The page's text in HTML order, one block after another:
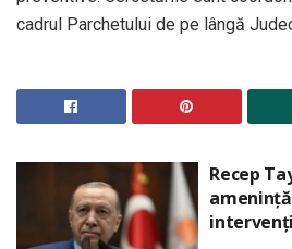
cadrul Parchetului de pe lângă
Recep